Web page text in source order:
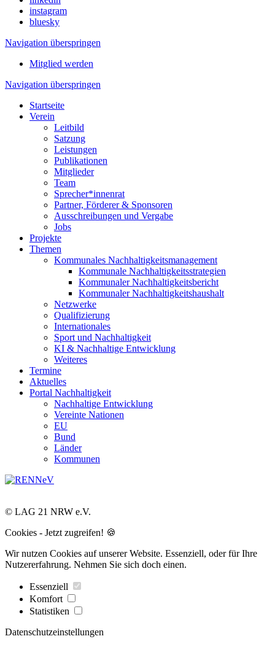
instagram
bluesky
Navigation überspringen
Mitglied werden
Navigation überspringen
Startseite
Verein
Leitbild
Satzung
Leistungen
Publikationen
Mitglieder
Team
Sprecher*innenrat
Partner, Förderer & Sponsoren
Ausschreibungen und Vergabe
Jobs
Projekte
Themen
Kommunales Nachhaltigkeitsmanagement
Kommunale Nachhaltigkeitsstrategien
Kommunaler Nachhaltigkeitsbericht
Kommunaler Nachhaltigkeitshaushalt
Netzwerke
Qualifizierung
Internationales
Sport und Nachhaltigkeit
KI & Nachhaltige Entwicklung
Weiteres
Termine
Aktuelles
Portal Nachhaltigkeit
Nachhaltige Entwicklung
Vereinte Nationen
EU
Bund
Länder
Kommunen
© LAG 21 NRW e.V.
Cookies - Jetzt zugreifen! 🍪
Wir nutzen Cookies auf unserer Website. Essenziell, oder für Ihre
Nutzererfahrung. Nehmen Sie sich doch einen.
Essenziell
Komfort
Statistiken
Datenschutzeinstellungen